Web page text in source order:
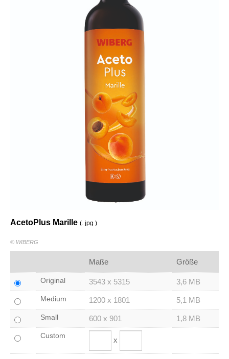
AcetoPlus Marille (. jpg )
© WIBERG
Maße Größe
Original 3543 x 5315 3,6 MB
Medium 1200 x 1801 5,1 MB
Small 600 x 901 1,8 MB
Custom x